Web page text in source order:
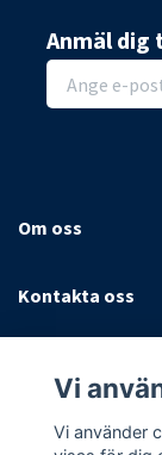
Anmäl dig
Om oss
Kontakta oss
Sociala medier
Vi
Vi använder